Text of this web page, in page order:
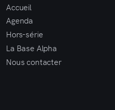
Accueil
Agenda
Hors-série
La Base Alpha
Nous contacter